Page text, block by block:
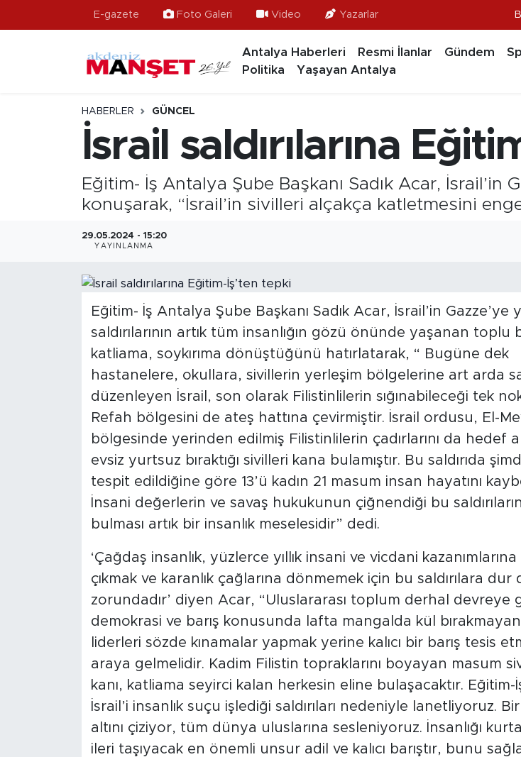
E-gazete Foto Galeri Video Yazarlar
Antalya Haberleri Resmi İlanlar Gündem
Politika
Yaşayan Antalya
HABERLER GÜNCEL
İsrail saldırılarına
Eğitim- İş Antalya Şube Başkanı Sadık Acar, İsrail’in
konuşarak, “İsrail’in sivilleri alçakça katletmesini
29.05.2024 - 15:20
YAYINLANMA
Eğitim- İş Antalya Şube Başkanı Sadık Acar, İsrail’in Gazze’ye
saldırılarının artık tüm insanlığın gözü önünde yaşanan toplu
katliama, soykırıma dönüştüğünü hatırlatarak, “ Bugüne dek
hastanelere, okullara, sivillerin yerleşim bölgelerine art arda
düzenleyen İsrail, son olarak Filistinlilerin sığınabileceği tek
Refah bölgesini de ateş hattına çevirmiştir. İsrail ordusu, El-
bölgesinde yerinden edilmiş Filistinlilerin çadırlarını da hedef
evsiz yurtsuz bıraktığı sivilleri kana bulamıştır. Bu saldırıda
tespit edildiğine göre 13’ü kadın 21 masum insan hayatını
İnsani değerlerin ve savaş hukukunun çiğnendiği bu
bulması artık bir insanlık meselesidir” dedi.
‘Çağdaş insanlık, yüzlerce yıllık insani ve vicdani
çıkmak ve karanlık çağlarına dönmemek için bu saldırılara dur
zorundadır’ diyen Acar, “Uluslararası toplum derhal devreye
demokrasi ve barış konusunda lafta mangalda kül
liderleri sözde kınamalar yapmak yerine kalıcı bir barış tesis
araya gelmelidir. Kadim Filistin topraklarını boyayan masum
kanı, katliama seyirci kalan herkesin eline bulaşacaktır. Eğitim-
İsrail’i insanlık suçu işlediği saldırıları nedeniyle lanetliyoruz.
altını çiziyor, tüm dünya uluslarına sesleniyoruz. İnsanlığı
ileri taşıyacak en önemli unsur adil ve kalıcı barıştır, bunu
Ekonomi
Gündem
Kültür- Sanat
Özel Haber
Resmi İlanlar
Antalya Nöbetçi Eczaneler
Antalya Namaz Vakitleri
Antalya Trafik Yoğunluk Haritası
Süper Lig Puan Durumu ve Fikstür
Tüm Manşetler
Haber Arşivi